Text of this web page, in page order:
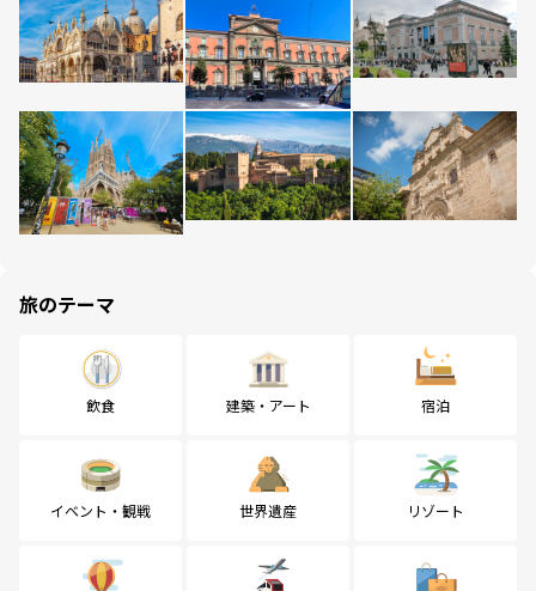
旅のテーマ
飲食 建築・アート 宿泊
イベント・観戦 世界遺産 リゾート